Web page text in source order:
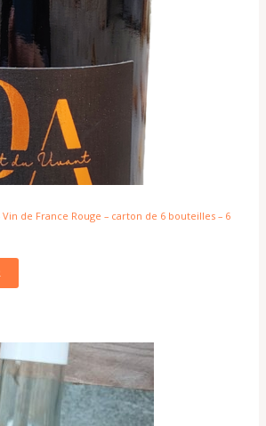
de France Rouge – carton de 6 bouteilles – 6